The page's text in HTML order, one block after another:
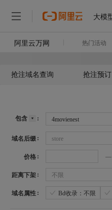
抢注域名查询 抢注预订
包含
域名后缀 store
价格
距离下架 不限
域名属性 Bd收录：不限